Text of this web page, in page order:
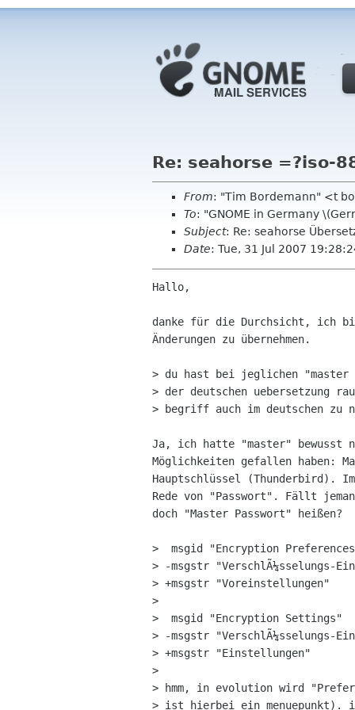
Re: seahorse =?iso-
From: "Tim Bordemann" <t
To: "GNOME in Germany
Subject: Re: seahorse
Date: Tue, 31 Jul 2007
Hallo,
danke für die Durchsicht, ich
Änderungen zu übernehmen.
> du hast bei jeglichen "master
> der deutschen uebersetzung
> begriff auch im deutschen zu
Ja, ich hatte "master" bewusst
Möglichkeiten gefallen haben:
Hauptschlüssel (Thunderbird).
Rede von "Passwort". Fällt
doch "Master Passwort" heißen?
>  msgid "Encryption
> -msgstr "VerschlÃ¼sselungs-
> +msgstr "Voreinstellungen"
>
>  msgid "Encryption Settings"
> -msgstr "VerschlÃ¼sselungs-
> +msgstr "Einstellungen"
>
> hmm, in evolution wird
> ist hierbei ein menuepunkt).